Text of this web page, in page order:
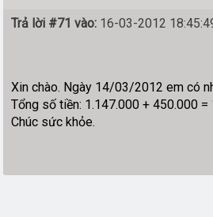
Trả lời #71 vào: 16-03-2012
Xin chào. Ngày 14/03/2012 em có
Tổng số tiền: 1.147.000 + 450.000
Chúc sức khỏe.